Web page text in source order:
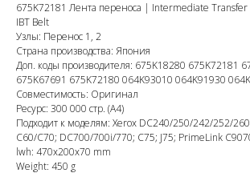
675K72181 Лента переноса | Intermediate
IBT Belt
Узлы: Перенос 1, 2
Страна производства: Япония
Доп. коды производителя: 675K18280 675K72181
675K67691 675K72180 064K93010 064K91930
Совместимость: Оригинал
Ресурс: 300 000 стр. (А4)
Подходит к моделям: Xerox DC240/250/242/252/
C60/C70; DC700/700i/770; C75; J75; PrimeLink
lwh: 470x200x70 mm
Weight: 450 g